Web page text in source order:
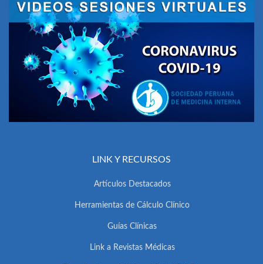
LINK Y RECURSOS
Artículos Destacados
Herramientas de Cálculo Clínico
Guías Clínicas
Link a Revistas Médicas